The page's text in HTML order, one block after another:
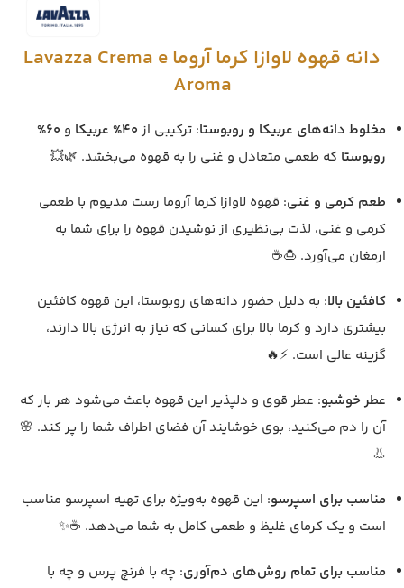
دانه قهوه لاوازا کرما آروما Lavazza Crema e
Aroma
مخلوط دانه‌های عربیکا و روبوستا: ترکیبی از 40% عربیکا و
60%
روبوستا که طعمی متعادل و غنی را به قهوه می‌بخشد. 🌿💥
طعم کرمی و غنی: قهوه لاوازا کرما آروما رست مدیوم با طعمی
کرمی و غنی، لذت بی‌نظیری از نوشیدن قهوه را برای شما به
ارمغان می‌آورد. 🍮☕️
کافئین بالا: به دلیل حضور دانه‌های روبوستا، این قهوه کافئین
بیشتری دارد و کرما بالا برای کسانی که نیاز به انرژی بالا دارند،
گزینه عالی است. ⚡️🔥
عطر خوشبو: عطر قوی و دلپذیر این قهوه باعث می‌شود هر بار که
آن را دم می‌کنید، بوی خوشایند آن فضای اطراف شما را پر کند. 🌸
👃
مناسب برای اسپرسو: این قهوه به‌ویژه برای تهیه اسپرسو مناسب
است و یک کرمای غلیظ و طعمی کامل به شما می‌دهد. ☕️✨
مناسب برای تمام روش‌های دم‌آوری: چه با فرنچ پرس و چه با